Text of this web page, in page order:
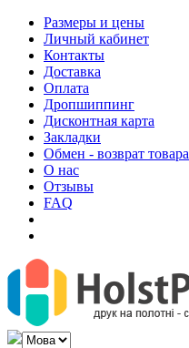
Размеры и цены
Личный кабинет
Контакты
Доставка
Оплата
Дропшиппинг
Дисконтная карта
Закладки
Обмен - возврат товара
О нас
Отзывы
FAQ